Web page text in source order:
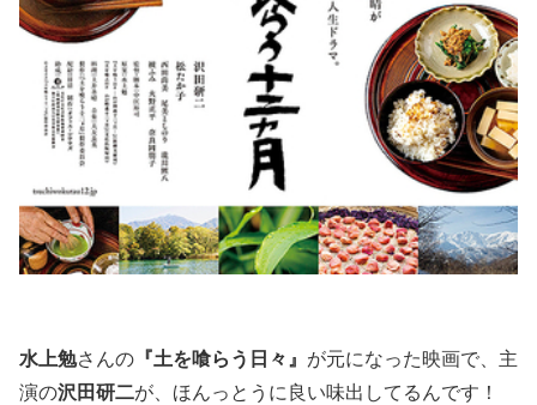
水上勉さんの 『土を喰らう日々』 が元になった映画で、主
演の沢田研二が、ほんっとうに良い味出してるんです！